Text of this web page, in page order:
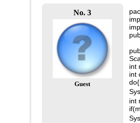
No. 3
Guest
int
int
do{
int